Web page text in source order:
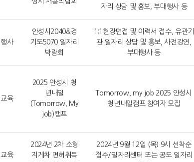
자리 상담 및 홍보, 부대행사 등
행사
안성시2040&경
기도5070 일자리
박람회
1:1현장면접 및 이력서 접수, 유관기
관 일자리 상담 및 홍보, 사전강연,
부대행사 등
교육
2025 안성시 청
년내일
(Tomorrow, My
job)캠프
Tomorrow, my job 2025 안성시
청년내일캠프 참여자 모집
교육
2024년 2차 소형
지게차 면허취득
2024년 9월 12일 (목) 9시 선착순
접수/일자리센터 또는 공도 일자리